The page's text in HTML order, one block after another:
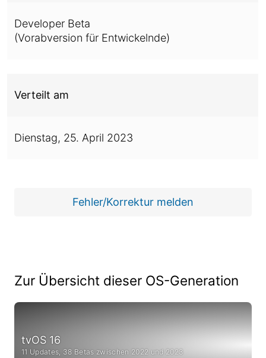
Developer Beta
(Vorabversion für Entwickelnde)
Verteilt am
Dienstag, 25. April 2023
Fehler/Korrektur melden
Zur Übersicht dieser OS-Generation
tvOS 16
11 Updates, 38 Betas zwischen 2022 und 2023